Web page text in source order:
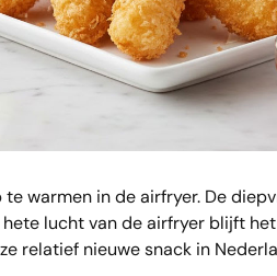
warmen in de airfryer. De
lucht van de airfryer blijft
relatief nieuwe snack in